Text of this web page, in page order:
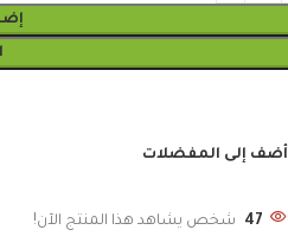
أضف إلى المفضلات
47 شخص يشاهد هذا المنتج الآن!